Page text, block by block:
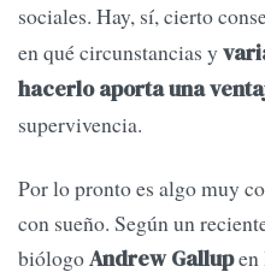
sociales. Hay, sí, cierto
en qué circunstancias y
hacerlo aporta una
supervivencia.
Por lo pronto es algo muy
con sueño. Según un
biólogoAndrew Gallupen